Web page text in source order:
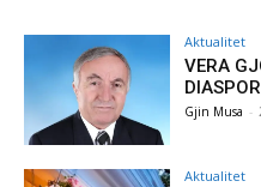
Aktualitet
VERA
Gjin Musa -
Aktualitet